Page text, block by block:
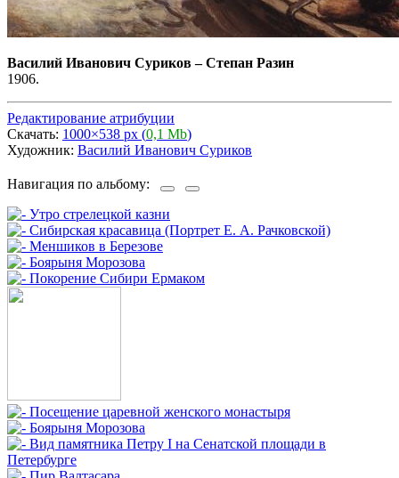
Василий Иванович Суриков–Степан Разин
1906.
Редактирование атрибуции
Скачать: 1000×538 px (0,1 Mb)
Художник: Василий Иванович Суриков
Навигация по альбому: